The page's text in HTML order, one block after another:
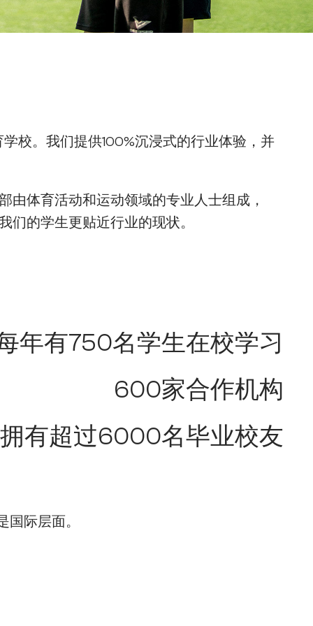
校。我们提供100%沉浸式的行业体验，并
由体育活动和运动领域的专业人士组成，
们的学生更贴近行业的现状。
年有750名学生在校学习
600家合作机构
拥有超过6000名毕业校友
际层面。